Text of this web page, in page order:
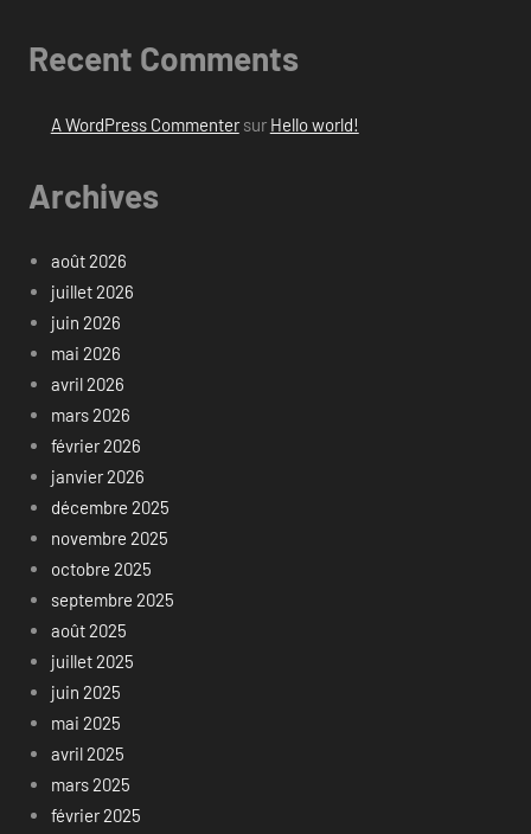
Recent Comments
A WordPress Commentersur Hello world!
Archives
août 2026
juillet 2026
juin 2026
mai 2026
avril 2026
mars 2026
février 2026
janvier 2026
décembre 2025
novembre 2025
octobre 2025
septembre 2025
août 2025
juillet 2025
juin 2025
mai 2025
avril 2025
mars 2025
février 2025